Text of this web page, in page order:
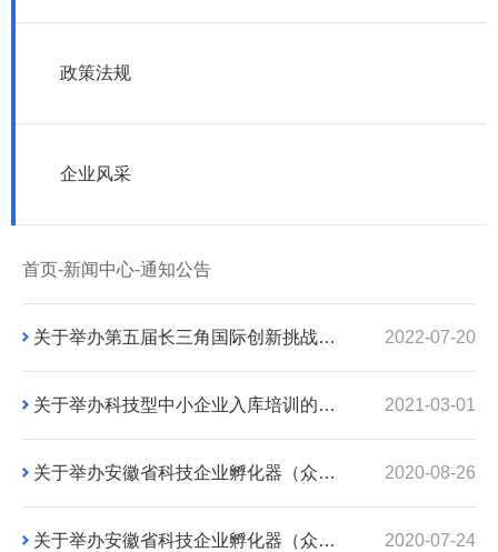
政策法规
企业风采
首页-新闻中心-通知公告
关于举办第五届长三角国际创新挑战赛（安徽赛区）赛事的通知 2022-07-20
关于举办科技型中小企业入库培训的通知 2021-03-01
关于举办安徽省科技企业孵化器（众创空间）从业人员培训班（第九期）的通知 2020-08-26
关于举办安徽省科技企业孵化器（众创空间）从业人员培训班（第九期）的预通知 2020-07-24